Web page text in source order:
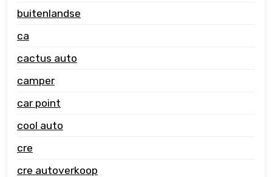
buitenlandse
ca
cactus auto
camper
car point
cool auto
cre
cre autoverkoop